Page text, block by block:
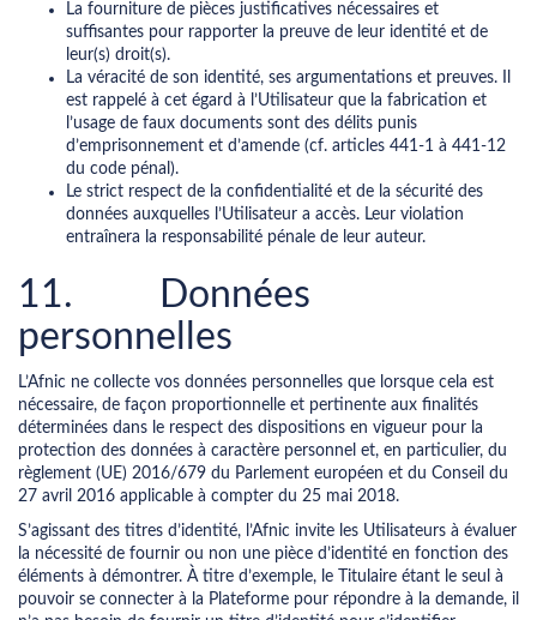
La fourniture de pièces justificatives nécessaires et
suffisantes pour rapporter la preuve de leur identité et de
leur(s) droit(s).
La véracité de son identité, ses argumentations et preuves. Il
est rappelé à cet égard à l’Utilisateur que la fabrication et
l’usage de faux documents sont des délits punis
d’emprisonnement et d’amende (cf. articles 441-1 à 441-12
du code pénal).
Le strict respect de la confidentialité et de la sécurité des
données auxquelles l’Utilisateur a accès. Leur violation
entraînera la responsabilité pénale de leur auteur.
11. Données
personnelles
L’Afnic ne collecte vos données personnelles que lorsque cela est
nécessaire, de façon proportionnelle et pertinente aux finalités
déterminées dans le respect des dispositions en vigueur pour la
protection des données à caractère personnel et, en particulier, du
règlement (UE) 2016/679 du Parlement européen et du Conseil du
27 avril 2016 applicable à compter du 25 mai 2018.
S’agissant des titres d’identité, l’Afnic invite les Utilisateurs à évaluer
la nécessité de fournir ou non une pièce d’identité en fonction des
éléments à démontrer. À titre d’exemple, le Titulaire étant le seul à
pouvoir se connecter à la Plateforme pour répondre à la demande, il